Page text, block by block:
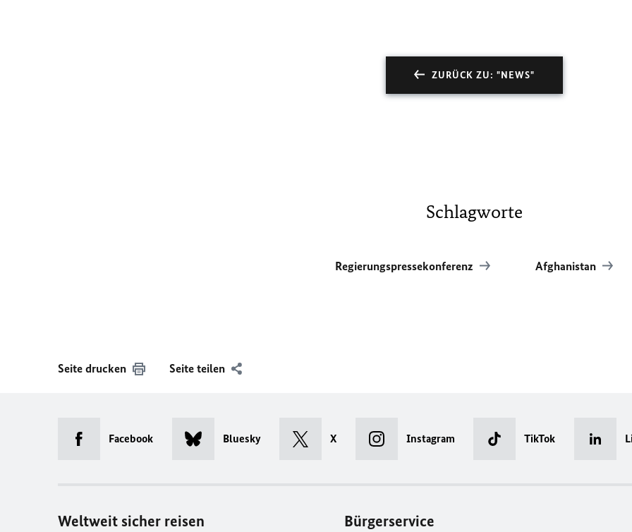
ZURÜCK ZU: "NEWS"
Schlagworte
Regierungspressekonferenz Afghanistan
Seite drucken Seite teilen
Facebook Bluesky X Instagram TikTok
Weltweit sicher reisen Bürgerservice